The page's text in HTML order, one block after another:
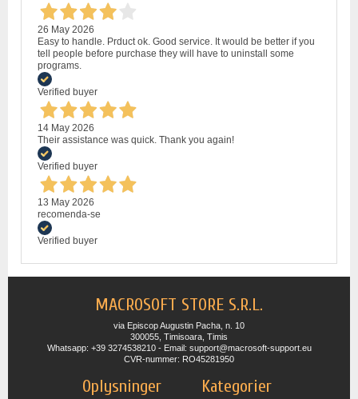
26 May 2026
Easy to handle. Prduct ok. Good service. It would be better if you
tell people before purchase they will have to uninstall some
programs.
Verified buyer
14 May 2026
Their assistance was quick. Thank you again!
Verified buyer
13 May 2026
recomenda-se
Verified buyer
MACROSOFT STORE S.R.L.
via Episcop Augustin Pacha, n. 10
300055, Timisoara, Timis
Whatsapp: +39 3274538210 - Email: support@macrosoft-support.eu
CVR-nummer: RO45281950
Oplysninger Kategorier